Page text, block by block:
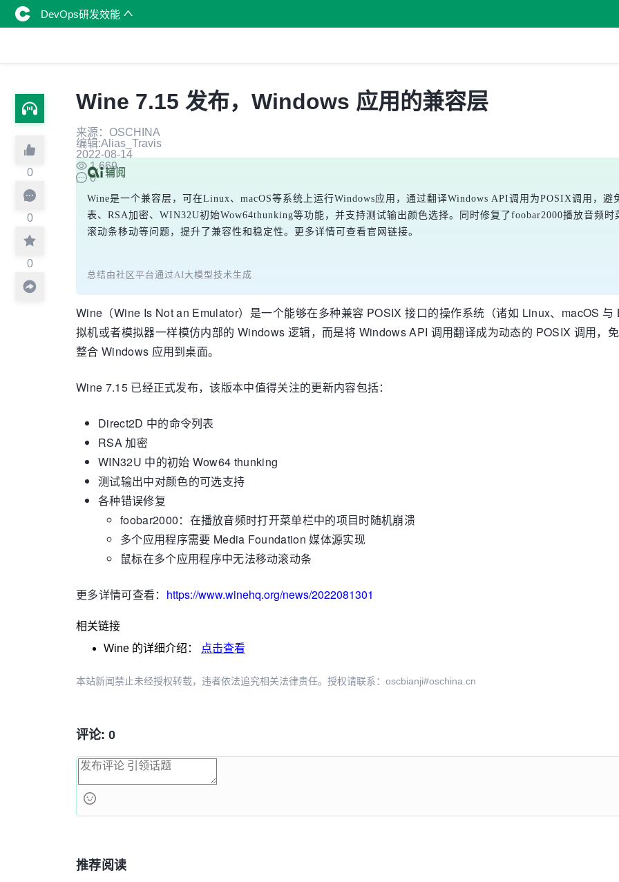
DevOps研发效能
0
0
0
Wine 7.15 发布，Windows 应用的兼容层
来源：OSCHINA
编辑:Alias_Travis
2022-08-14
1,669
0
Wine是一个兼容层，可在Linux、macOS等系统上运行Windows应用，通过翻译Windows API调用为POSIX调用，
表、RSA加密、WIN32U初始Wow64thunking等功能，并支持测试输出颜色选择。同时修复了foobar2000播放音频
滚动条移动等问题，提升了兼容性和稳定性。更多详情可查看官网链接。
总结由社区平台通过AI大模型技术生成
Wine（Wine Is Not an Emulator）是一个能够在多种兼容 POSIX 接口的操作系统（诸如 Linux、macOS
拟机或者模拟器一样模仿内部的 Windows 逻辑，而是将 Windows API 调用翻译成为动态的 POSIX 调用，
整合 Windows 应用到桌面。
Wine 7.15 已经正式发布，该版本中值得关注的更新内容包括：
Direct2D 中的命令列表
RSA 加密
WIN32U 中的初始 Wow64 thunking
测试输出中对颜色的可选支持
各种错误修复
foobar2000：在播放音频时打开菜单栏中的项目时随机崩溃
多个应用程序需要 Media Foundation 媒体源实现
鼠标在多个应用程序中无法移动滚动条
更多详情可查看： https://www.winehq.org/news/2022081301
相关链接
Wine 的详细介绍： 点击查看
本站新闻禁止未经授权转载，违者依法追究相关法律责任。授权请联系：oscbianji#oschina.cn
评论: 0
推荐阅读